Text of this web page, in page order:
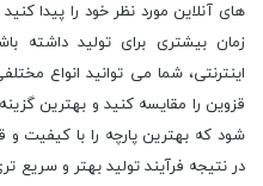
های آنلاین مورد نظر خود را پیدا
زمان بیشتری برای تولید داشته
اینترنتی، شما می توانید انواع
قزوین را مقایسه کنید و بهترین
شود که بهترین پارچه را با کیفیت
در نتیجه فرآیند تولید بهتر و سریع